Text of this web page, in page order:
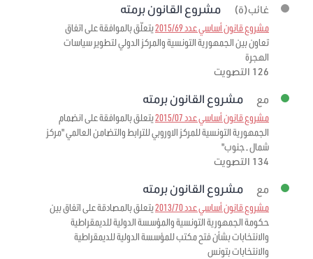
غائب(ة) مشروع القانون برمته
مشروع قانون أساسي عدد 2015/69
يتعلّق بالموافقة على اتفاق
تعاون بين الجمهورية التونسية والمركز الدولي لتطوير سياسات
الهجرة
126 التصويت
مع مشروع القانون برمته
مشروع قانون أساسي عدد 2015/07
يتعلق بالموافقة على انضمام
الجمهورية التونسية للمركز الاوروبي للترابط والتضامن العالمي "مركز
شمال ـ جنوب"
134 التصويت
مع مشروع القانون برمته
مشروع قانون أساسي عدد 2013/70
يتعلق بالمصادقة على اتفاق بين
حكومة الجمهورية التونسية والمؤسسة الدولية للديمقراطية
والانتخابات بشأن فتح مكتب للمؤسسة الدولية للديمقراطية
والانتخابات بتونس